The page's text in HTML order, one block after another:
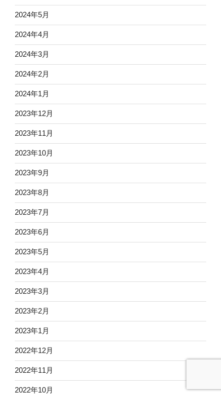
2024年5月
2024年4月
2024年3月
2024年2月
2024年1月
2023年12月
2023年11月
2023年10月
2023年9月
2023年8月
2023年7月
2023年6月
2023年5月
2023年4月
2023年3月
2023年2月
2023年1月
2022年12月
2022年11月
2022年10月